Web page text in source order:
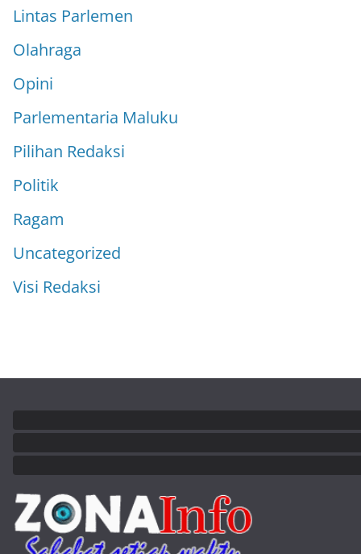
Lintas Parlemen
Olahraga
Opini
Parlementaria Maluku
Pilihan Redaksi
Politik
Ragam
Uncategorized
Visi Redaksi